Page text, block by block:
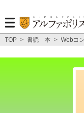
TOP > 書読 本 > Webコ